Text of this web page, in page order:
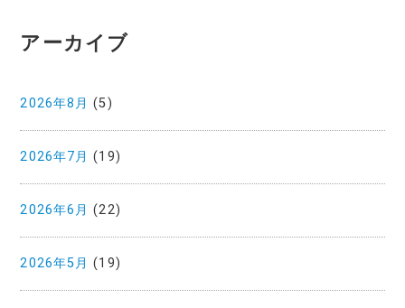
アーカイブ
2026年8月 (5)
2026年7月 (19)
2026年6月 (22)
2026年5月 (19)